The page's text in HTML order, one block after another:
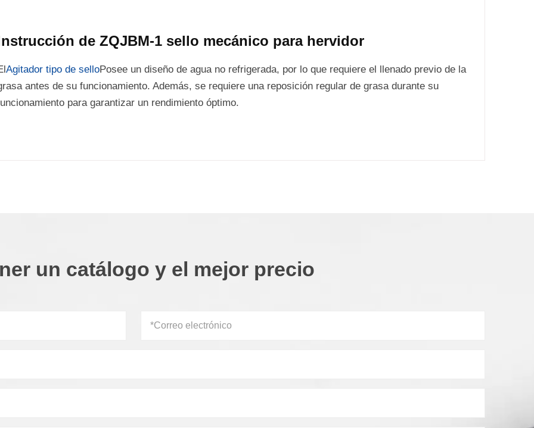
de ZQJBM-1 sello mecánico para hervidor
Agitador tipo de selloPosee un diseño de agua no refrigerada, por lo que requiere el llenado previo de la
antes de su funcionamiento. Además, se requiere una reposición regular de grasa durante su
para garantizar un rendimiento óptimo.
un catálogo y el mejor precio